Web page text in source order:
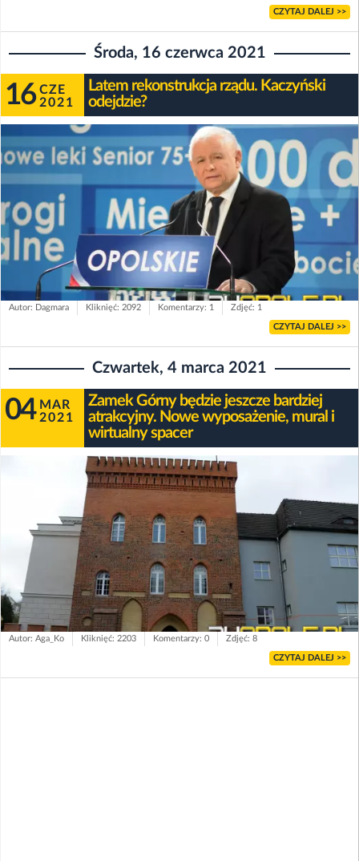
CZYTAJ DALEJ >>
Środa, 16 czerwca 2021
16 CZE
2021
Latem rekonstrukcja rządu. Kaczyński
odejdzie?
Autor: Dagmara Kliknięć: 2092 Komentarzy: 1 Zdjęć: 1
CZYTAJ DALEJ >>
Czwartek, 4 marca 2021
04 MAR
2021
Zamek Górny będzie jeszcze bardziej
atrakcyjny. Nowe wyposażenie, mural i
wirtualny spacer
Autor: Aga_Ko Kliknięć: 2203 Komentarzy: 0 Zdjęć: 8
CZYTAJ DALEJ >>